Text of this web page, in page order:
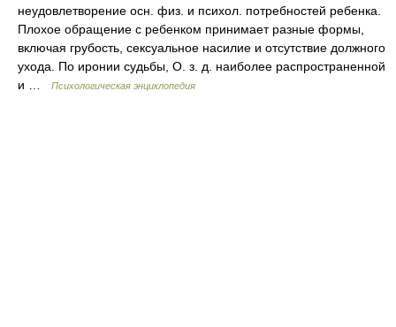
неудовлетворение осн. физ. и психол. потребностей ребенка.
Плохое обращение с ребенком принимает разные формы,
включая грубость, сексуальное насилие и отсутствие должного
ухода. По иронии судьбы, О. з. д. наиболее распространенной
и …
Психологическая энциклопедия